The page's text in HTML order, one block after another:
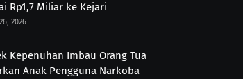
Rp1,7 Miliar ke Kejari
2026
Kepenuhan Imbau Orang Tua
Anak Pengguna Narkoba